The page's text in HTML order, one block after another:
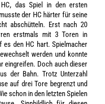
das Spiel in den ersten
der HC härter für seine
abschütteln. Erst nach 20
erstmals mit 3 Toren in
es den HC hart. Spielmacher
werden und konnte
eingreifen. Doch auch dieser
der Bahn. Trotz Unterzahl
auf drei Tore begrenzt und
schon in den letzten Spielen